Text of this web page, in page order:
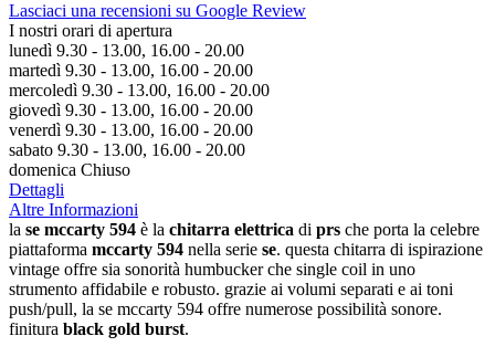
Lasciaci una recensioni su Google Review
I nostri orari di apertura
lunedì 9.30 - 13.00, 16.00 - 20.00
martedì 9.30 - 13.00, 16.00 - 20.00
mercoledì 9.30 - 13.00, 16.00 - 20.00
giovedì 9.30 - 13.00, 16.00 - 20.00
venerdì 9.30 - 13.00, 16.00 - 20.00
sabato 9.30 - 13.00, 16.00 - 20.00
domenica Chiuso
Dettagli
Altre Informazioni
la se mccarty 594 è la chitarra elettrica di prs che porta la celebre
piattaforma mccarty 594 nella serie se. questa chitarra di ispirazione
vintage offre sia sonorità humbucker che single coil in uno
strumento affidabile e robusto. grazie ai volumi separati e ai toni
push/pull, la se mccarty 594 offre numerose possibilità sonore.
finitura black gold burst.